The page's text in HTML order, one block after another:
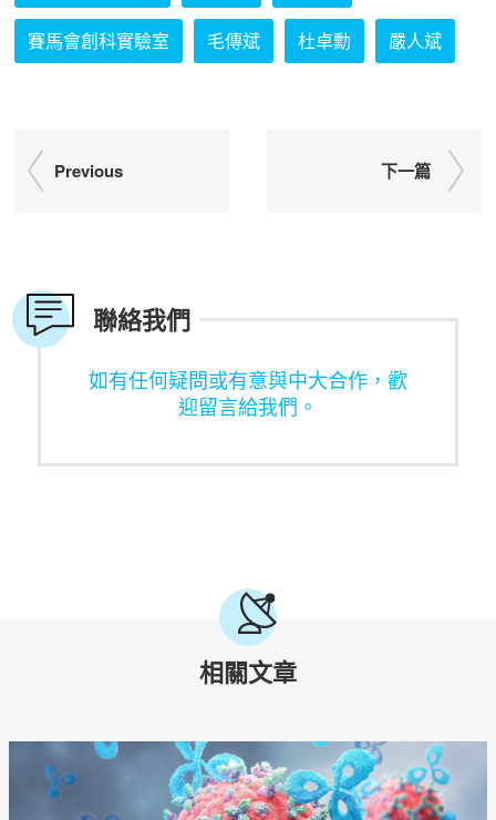
賽馬會創科實驗室 毛傳斌 杜卓勳 嚴人斌
Previous 下一篇
聯絡我們
如有任何疑問或有意與中大合作，歡
迎留言給我們。
相關文章